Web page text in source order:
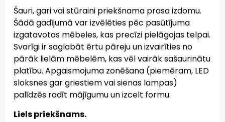
Šauri, gari vai stūraini priekšnama prasa izdomu.
Šādā gadījumā var izvēlēties pēc pasūtījuma
izgatavotas mēbeles, kas precīzi pielāgojas telpai.
Svarīgi ir saglabāt ērtu pāreju un izvairīties no
pārāk lielām mēbelēm, kas vēl vairāk sašaurinātu
platību. Apgaismojuma zonēšana (piemēram, LED
sloksnes gar griestiem vai sienas lampas)
palīdzēs radīt mājīgumu un izcelt formu.
Liels priekšnams.